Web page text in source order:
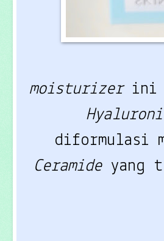
moisturizer ini
diformulasi
Ceramide yang